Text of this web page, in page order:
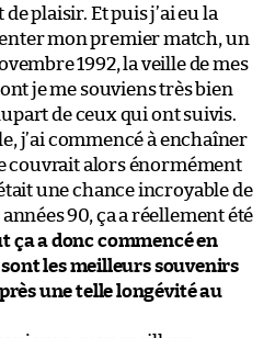
plaisir. Et puis j’ai eu la
mon premier match, un
1992, la veille de mes
je me souviens très bien
de ceux qui ont suivis.
j’ai commencé à enchaîner
couvrait alors énormément
une chance incroyable de
90, ça a réellement été
ça a donc commencé en
sont les meilleurs souvenirs
une telle longévité au